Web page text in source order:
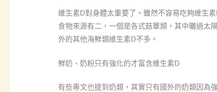
維生素D對身體太重要了。雖然不容易吃夠維生
食物來源有二，一個是各式菇蕈類，其中曬過太
外的其他海鮮類維生素D不多。
鮮奶、奶粉只有強化的才富含維生素D
有些專文也提到奶類，其實只有國外的奶類因為
加
維
生
素
攝